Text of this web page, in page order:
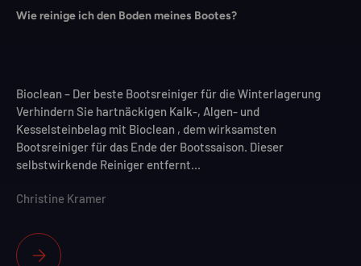
Wie reinige ich den Boden meines Bootes?
Bioclean – Der beste Bootsreiniger für die Winterlagerung
Verhindern Sie hartnäckigen Kalk-, Algen- und
Kesselsteinbelag mit Bioclean , dem wirksamsten
Bootsreiniger für das Ende der Bootssaison. Dieser
selbstwirkende Reiniger entfernt...
Christine Kramer
Wie reinige ich den Boden meines Bootes?